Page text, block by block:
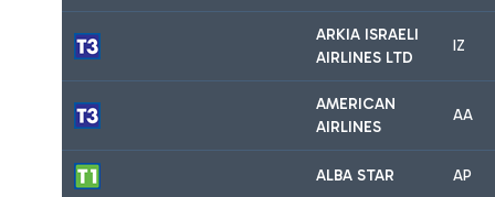
ARKIA ISRAELI
AIRLINES LTD
IZ
AMERICAN
AIRLINES
AA
ALBA STAR AP